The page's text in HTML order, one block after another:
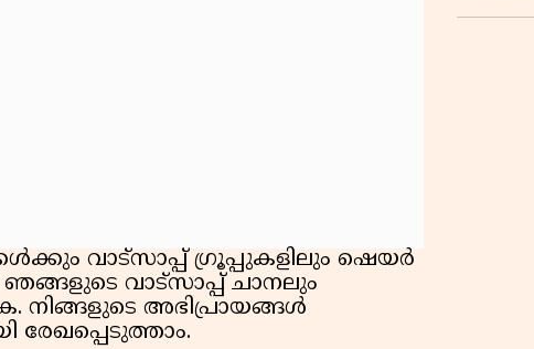
വാട്സാപ്പ് ഗ്രൂപ്പുകളിലും ഷെയർ
വാട്സാപ്പ് ചാനലും
അഭിപ്രായങ്ങൾ
രേഖപ്പെടുത്താം.
ജാഗ്രത